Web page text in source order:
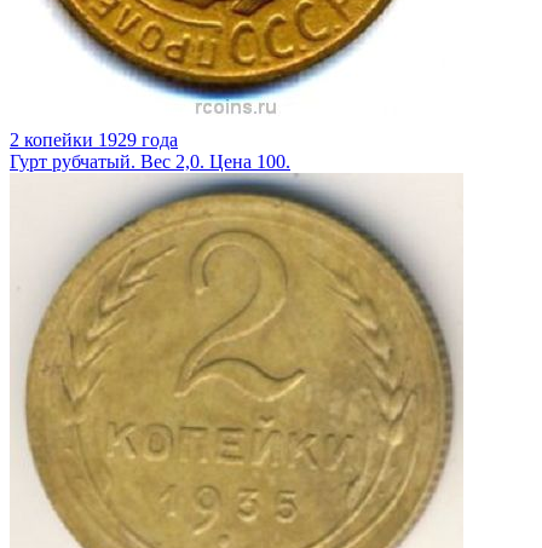
2 копейки 1929 года
Гурт рубчатый. Вес 2,0. Цена 100.